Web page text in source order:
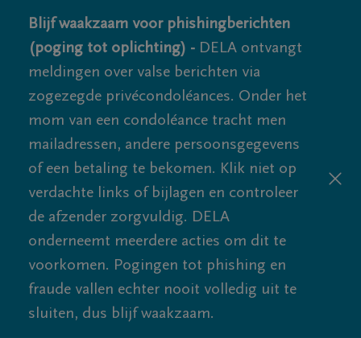
Blijf waakzaam voor phishingberichten
(poging tot oplichting) - DELA ontvangt
meldingen over valse berichten via
zogezegde privécondoléances. Onder het
mom van een condoléance tracht men
mailadressen, andere persoonsgegevens
of een betaling te bekomen. Klik niet op
verdachte links of bijlagen en controleer
de afzender zorgvuldig. DELA
onderneemt meerdere acties om dit te
voorkomen. Pogingen tot phishing en
fraude vallen echter nooit volledig uit te
sluiten, dus blijf waakzaam.